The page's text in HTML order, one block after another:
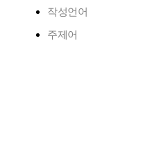
작성언어
주제어